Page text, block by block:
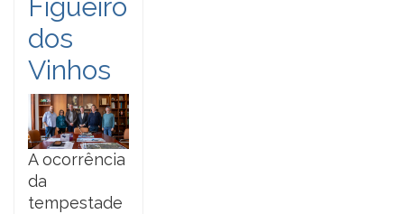
Figueiró
dos
Vinhos
A ocorrência
da
tempestade